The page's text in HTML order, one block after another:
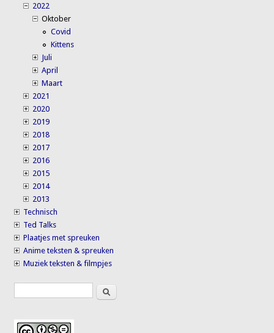
2022
Oktober
Covid
Kittens
Juli
April
Maart
2021
2020
2019
2018
2017
2016
2015
2014
2013
Technisch
Ted Talks
Plaatjes met spreuken
Anime teksten & spreuken
Muziek teksten & filmpjes
Search formSearch